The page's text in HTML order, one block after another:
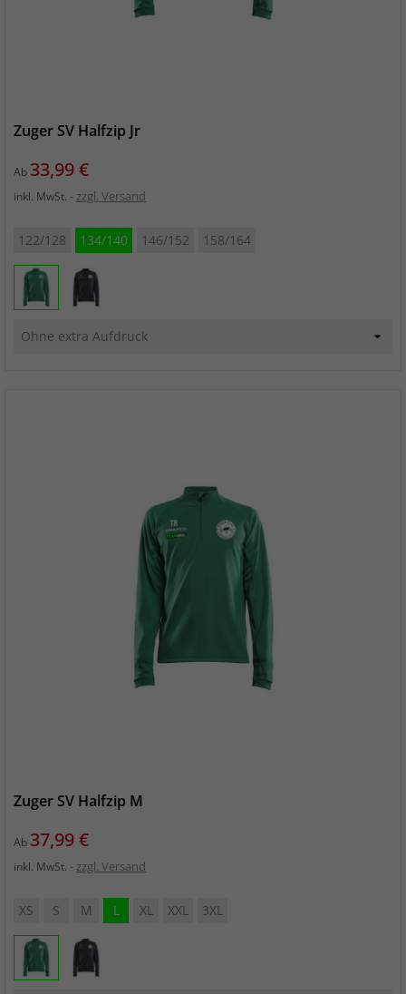
Zuger SV Halfzip Jr
Ab Preis
33,99 €
inkl. MwSt. zzgl. Versand
122/128 134/140 146/152 158/164
Zuger SV Halfzip M
Ab Preis
37,99 €
inkl. MwSt. zzgl. Versand
XS S M L XL XXL 3XL